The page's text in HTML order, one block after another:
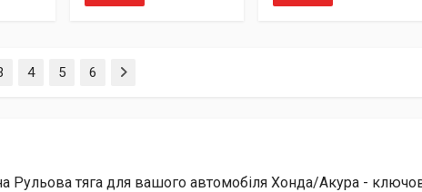
4 5 6
Рульова тяга для вашого автомобіля Хонда/Акура -